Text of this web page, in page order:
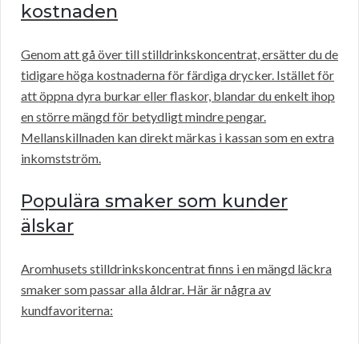
kostnaden
Genom att gå över till stilldrinkskoncentrat, ersätter du de
tidigare höga kostnaderna för färdiga drycker. Istället för
att öppna dyra burkar eller flaskor, blandar du enkelt ihop
en större mängd för betydligt mindre pengar.
Mellanskillnaden kan direkt märkas i kassan som en extra
inkomstström.
Populära smaker som kunder
älskar
Aromhusets stilldrinkskoncentrat finns i en mängd läckra
smaker som passar alla åldrar. Här är några av
kundfavoriterna: